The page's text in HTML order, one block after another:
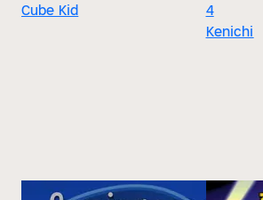
Cube Kid
4
Kenichi